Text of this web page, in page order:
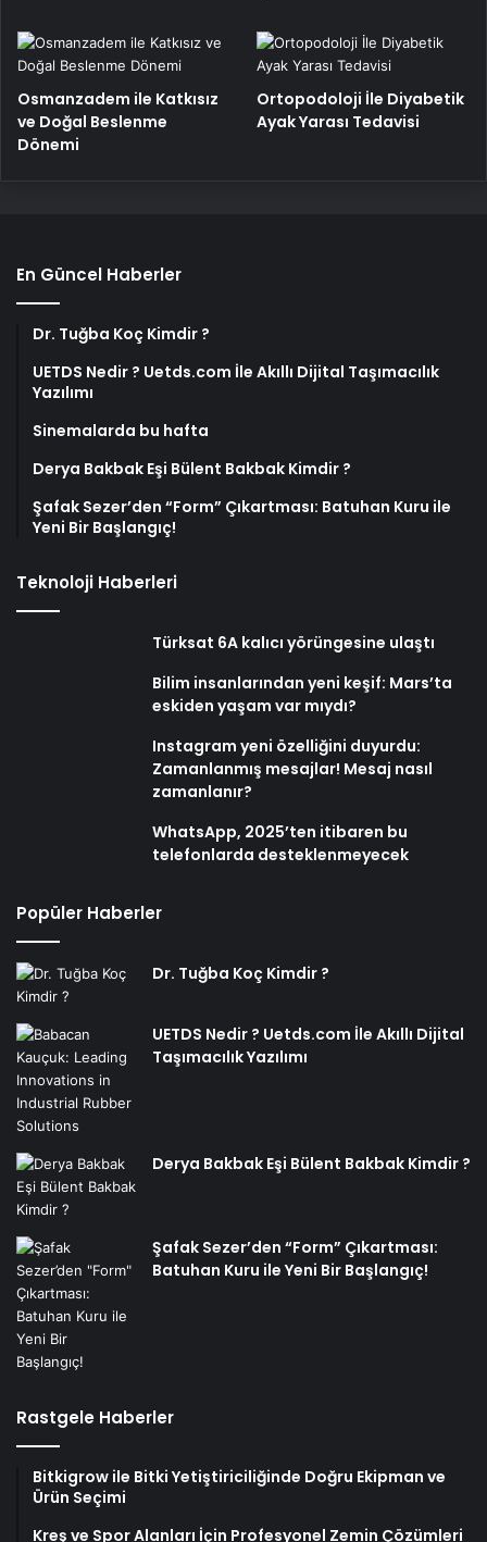
Osmanzadem ile Katkısız
ve Doğal Beslenme
Dönemi
Ortopodoloji İle Diyabetik
Ayak Yarası Tedavisi
En Güncel Haberler
Dr. Tuğba Koç Kimdir ?
UETDS Nedir ? Uetds.com İle Akıllı Dijital Taşımacılık
Yazılımı
Sinemalarda bu hafta
Derya Bakbak Eşi Bülent Bakbak Kimdir ?
Şafak Sezer’den “Form” Çıkartması: Batuhan Kuru ile
Yeni Bir Başlangıç!
Teknoloji Haberleri
Türksat 6A kalıcı yörüngesine ulaştı
Bilim insanlarından yeni keşif: Mars’ta
eskiden yaşam var mıydı?
Instagram yeni özelliğini duyurdu:
Zamanlanmış mesajlar! Mesaj nasıl
zamanlanır?
WhatsApp, 2025’ten itibaren bu
telefonlarda desteklenmeyecek
Popüler Haberler
Dr. Tuğba Koç Kimdir ?
UETDS Nedir ? Uetds.com İle Akıllı Dijital
Taşımacılık Yazılımı
Derya Bakbak Eşi Bülent Bakbak Kimdir ?
Şafak Sezer’den “Form” Çıkartması:
Batuhan Kuru ile Yeni Bir Başlangıç!
Rastgele Haberler
Bitkigrow ile Bitki Yetiştiriciliğinde Doğru Ekipman ve
Ürün Seçimi
Kreş ve Spor Alanları İçin Profesyonel Zemin Çözümleri